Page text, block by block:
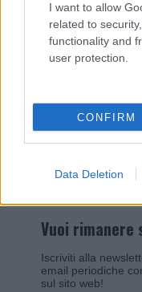
I want to allow
related to
functionality and
user protection.
CONFIRM
Data Deletion
Invia un
Vuoi rimanere
Iscriviti alla
email periodiche
sul sito web!